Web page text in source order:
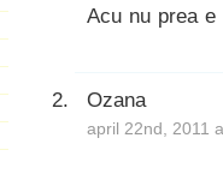
Acu nu prea
Ozana
april 22nd, 2011